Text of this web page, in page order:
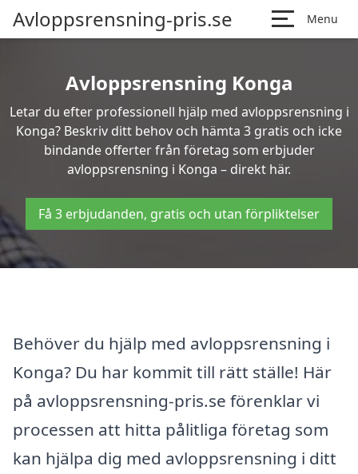
Avloppsrensning-pris.se Menu
Avloppsrensning Konga
Letar du efter professionell hjälp med avloppsrensning i
Konga? Beskriv ditt behov och hämta 3 gratis och icke
bindande offerter från företag som erbjuder
avloppsrensning i Konga – direkt här.
Få 3 erbjudanden, gratis och utan förpliktelser
Behöver du hjälp med avloppsrensning i
Konga? Du har kommit till rätt ställe! Här
på avloppsrensning-pris.se förenklar vi
processen att hitta pålitliga företag som
kan hjälpa dig med avloppsrensning i ditt